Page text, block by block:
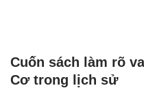
Cuốn sách làm rõ
Cơ trong lịch sử